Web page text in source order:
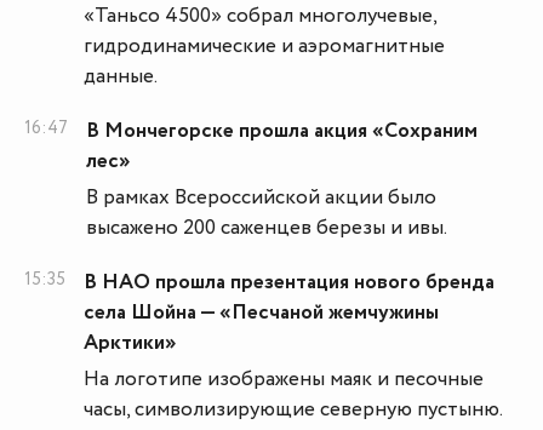
«Таньсо 4500» собрал многолучевые,
гидродинамические и аэромагнитные
данные.
16:47
В Мончегорске прошла акция «Сохраним
лес»
В рамках Всероссийской акции было
высажено 200 саженцев березы и ивы.
15:35
В НАО прошла презентация нового бренда
села Шойна — «Песчаной жемчужины
Арктики»
На логотипе изображены маяк и песочные
часы, символизирующие северную пустыню.